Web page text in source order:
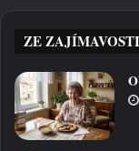
ZE ZAJÍMAVOSTI